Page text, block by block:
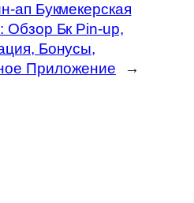
ап Букмекерская
Обзор Бк Pin-up,
Бонусы,
Приложение
→